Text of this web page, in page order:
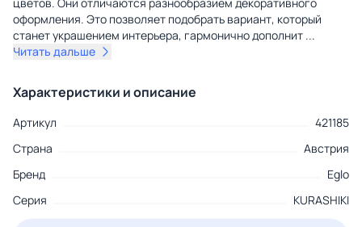
цветов. Они отличаются разнообразием декоративного
оформления. Это позволяет подобрать вариант, который
станет украшением интерьера, гармонично дополнит ...
Читать дальше
Характеристики и описание
Артикул
421185
Страна
Австрия
Бренд
Eglo
Серия
KURASHIKI